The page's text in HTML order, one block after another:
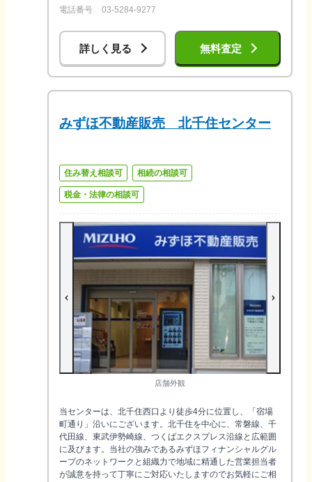
電話番号
03-5284-9277
詳しく見る 無料査定
みずほ不動産販売 北千住センター
住み替え相談可 相続の相談可
税金・法律の相談可
店舗外観
当センターは、北千住西口より徒歩4分に位置し、「宿場
町通り」沿いにございます。北千住を中心に、常磐線、千
代田線、東武伊勢崎線、つくばエクスプレス沿線と広範囲
に及びます。当社の強みであるみずほフィナンシャルグル
ープのネットワークと組織力で地域に精通した営業担当者
が誠意を持って丁寧にご対応いたしますのでお気軽にご相